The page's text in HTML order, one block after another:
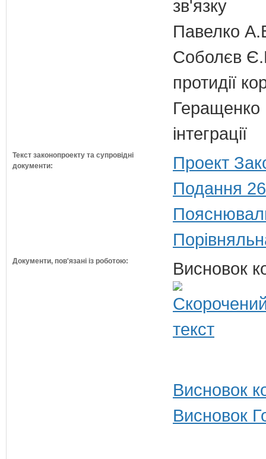
зв'язку
Павелко
Соболєв
протидії
Геращенко
інтеграції
Текст законопроекту та супровідні
документи:
Проект
Подання
Документи, пов'язані із роботою: Висновок
Висновок
Висновок